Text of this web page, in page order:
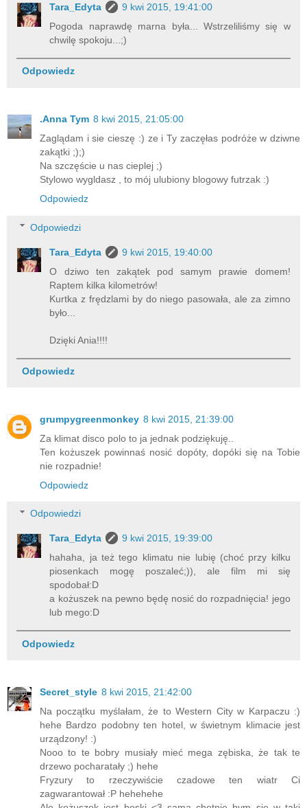
Tara_Edyta
9 kwi 2015, 19:41:00
Pogoda naprawdę marna była... Wstrzeliliśmy się w
chwilę spokoju...;)
Odpowiedz
.Anna Tym 8 kwi 2015, 21:05:00
Zaglądam i sie cieszę :) ze i Ty zaczęłas podróże w dziwne
zakątki ;);)
Na szczęście u nas cieplej ;)
Stylowo wygldasz , to mój ulubiony blogowy futrzak :)
Odpowiedz
Odpowiedzi
Tara_Edyta
9 kwi 2015, 19:40:00
O dziwo ten zakątek pod samym prawie domem!
Raptem kilka kilometrów!
Kurtka z frędzlami by do niego pasowała, ale za zimno
było...
Dzięki Ania!!!!
Odpowiedz
grumpygreenmonkey 8 kwi 2015, 21:39:00
Za klimat disco polo to ja jednak podziękuję..
Ten kożuszek powinnaś nosić dopóty, dopóki się na Tobie
nie rozpadnie!
Odpowiedz
Odpowiedzi
Tara_Edyta
9 kwi 2015, 19:39:00
hahaha, ja też tego klimatu nie lubię (choć przy kilku
piosenkach mogę poszaleć;)), ale film mi się
spodobał:D
a kożuszek na pewno będę nosić do rozpadnięcia! jego
lub mego:D
Odpowiedz
Secret_style 8 kwi 2015, 21:42:00
Na początku myślałam, że to Western City w Karpaczu :)
hehe Bardzo podobny ten hotel, w świetnym klimacie jest
urządzony! :)
Nooo to te bobry musiały mieć mega zębiska, że tak te
drzewo pocharatały ;) hehe
Fryzury to rzeczywiście czadowe ten wiatr Ci
zagwarantował :P hehehehe